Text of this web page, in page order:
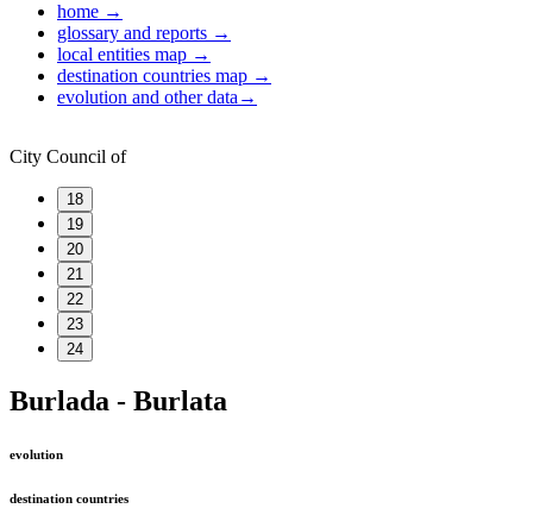
home →
glossary and reports →
local entities map →
destination countries map →
evolution and other data→
City Council of
18
19
20
21
22
23
24
Burlada - Burlata
evolution
destination countries